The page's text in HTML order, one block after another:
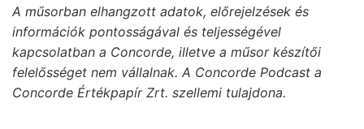
A műsorban elhangzott adatok, előrejelzések és
információk pontosságával és teljességével
kapcsolatban a Concorde, illetve a műsor készítői
felelősséget nem vállalnak. A Concorde Podcast a
Concorde Értékpapír Zrt. szellemi tulajdona.